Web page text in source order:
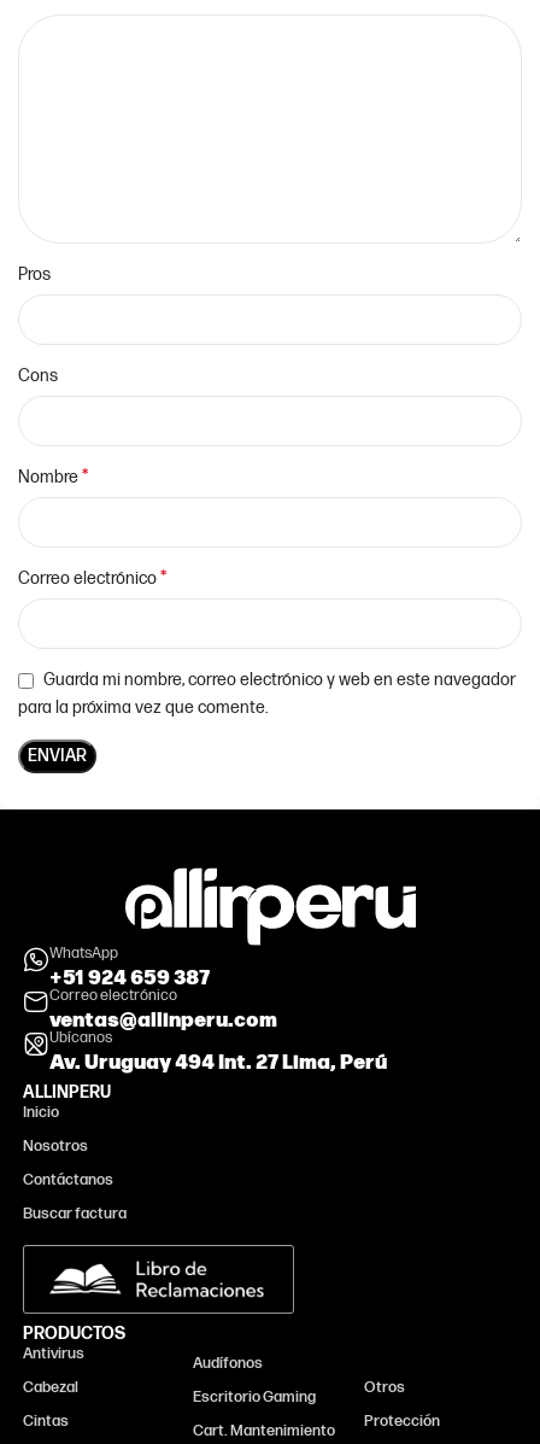
Pros
Cons
Nombre*
Correo electrónico*
Guarda mi nombre, correo electrónico y web en este navegador
para la próxima vez que comente.
WhatsApp
+51 924 659 387
Correo electrónico
ventas@allinperu.com
Ubícanos
Av. Uruguay 494 Int. 27 Lima, Perú
ALLINPERU
Inicio
Nosotros
Contáctanos
Buscar factura
PRODUCTOS
Antivirus
Cabezal
Cintas
Audífonos
Escritorio Gaming
Cart. Mantenimiento
Otros
Protección